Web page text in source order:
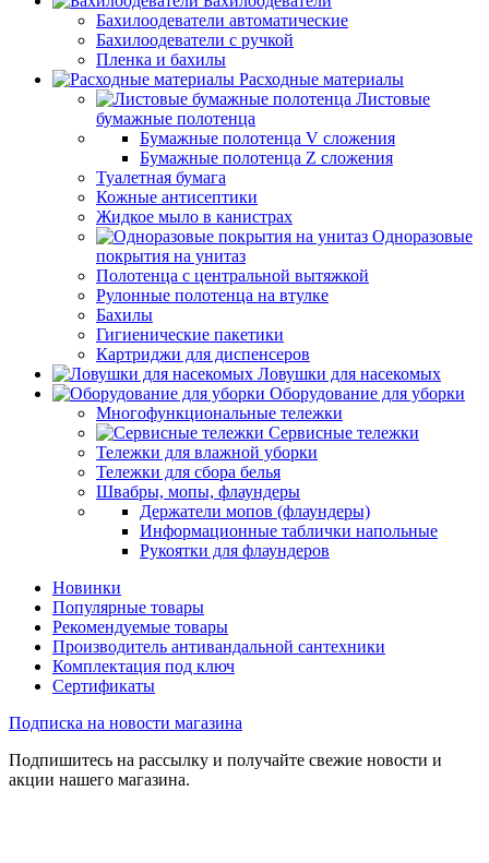
Бахилоодеватели автоматические
Бахилоодеватели с ручкой
Пленка и бахилы
Расходные материалы
Листовые
бумажные полотенца
Бумажные полотенца V сложения
Бумажные полотенца Z сложения
Туалетная бумага
Кожные антисептики
Жидкое мыло в канистрах
Одноразовые
покрытия на унитаз
Полотенца с центральной вытяжкой
Рулонные полотенца на втулке
Бахилы
Гигиенические пакетики
Картриджи для диспенсеров
Ловушки для насекомых
Оборудование для уборки
Многофункциональные тележки
Сервисные тележки
Тележки для влажной уборки
Тележки для сбора белья
Швабры, мопы, флаундеры
Держатели мопов (флаундеры)
Информационные таблички напольные
Рукоятки для флаундеров
Новинки
Популярные товары
Рекомендуемые товары
Производитель антивандальной сантехники
Комплектация под ключ
Сертификаты
Подписка на новости магазина
Подпишитесь на рассылку и получайте свежие новости и
акции нашего магазина.